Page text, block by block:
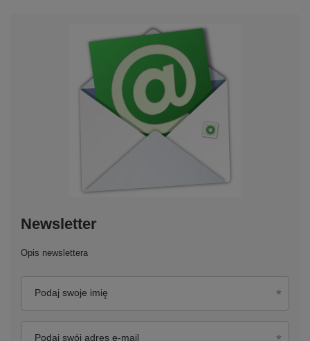
Newsletter
Opis newslettera
Podaj swoje imię
Podaj swój adres e-mail